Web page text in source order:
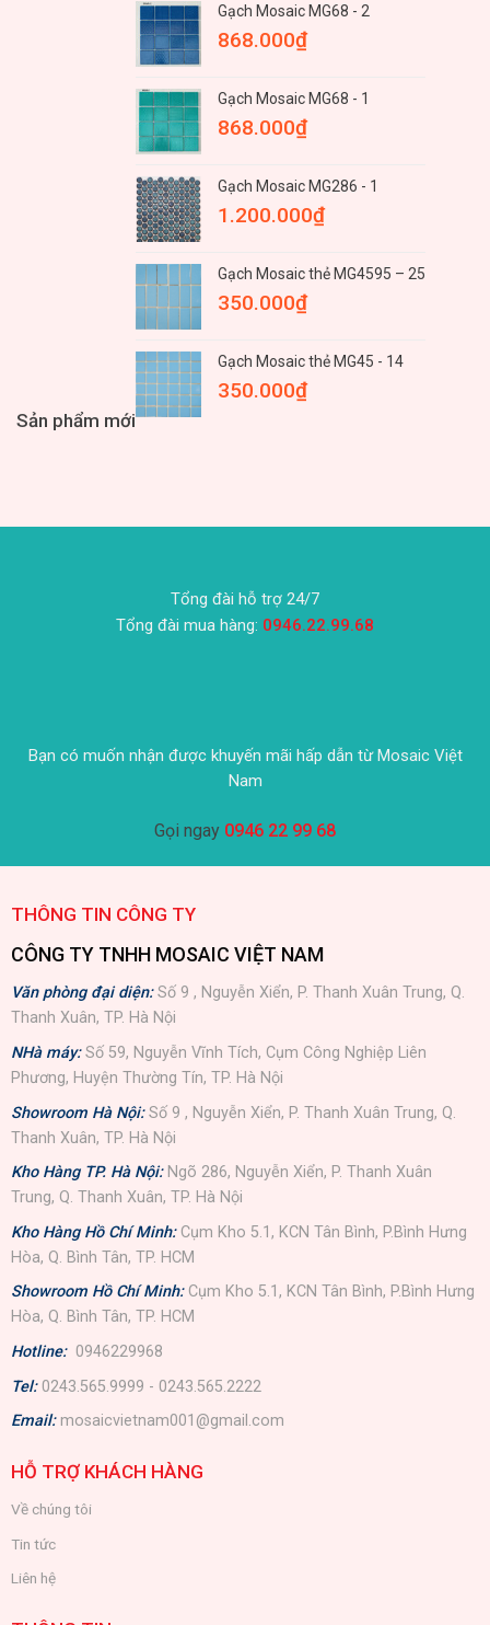
Sản phẩm mới
Gạch Mosaic MG68 - 2
868.000₫
Gạch Mosaic MG68 - 1
868.000₫
Gạch Mosaic MG286 - 1
1.200.000₫
Gạch Mosaic thẻ MG4595 – 25
350.000₫
Gạch Mosaic thẻ MG45 - 14
350.000₫
Tổng đài hỗ trợ 24/7
Tổng đài mua hàng: 0946.22.99.68
Bạn có muốn nhận được khuyến mãi hấp dẫn từ Mosaic Việt
Nam
Gọi ngay 0946 22 99 68
THÔNG TIN CÔNG TY
CÔNG TY TNHH MOSAIC VIỆT NAM
Văn phòng đại diện:Số 9 , Nguyễn Xiển, P. Thanh Xuân Trung, Q.
Thanh Xuân, TP. Hà Nội
NHà máy: Số 59, Nguyễn Vĩnh Tích, Cụm Công Nghiệp Liên
Phương, Huyện Thường Tín, TP. Hà Nội
Showroom Hà Nội: Số 9 , Nguyễn Xiển, P. Thanh Xuân Trung, Q.
Thanh Xuân, TP. Hà Nội
Kho Hàng TP. Hà Nội: Ngõ 286, Nguyễn Xiển, P. Thanh Xuân
Trung, Q. Thanh Xuân, TP. Hà Nội
Kho Hàng Hồ Chí Minh: Cụm Kho 5.1, KCN Tân Bình, P.Bình Hưng
Hòa, Q. Bình Tân, TP. HCM
Showroom Hồ Chí Minh: Cụm Kho 5.1, KCN Tân Bình, P.Bình Hưng
Hòa, Q. Bình Tân, TP. HCM
Hotline: 0946229968
Tel: 0243.565.9999 - 0243.565.2222
Email: mosaicvietnam001@gmail.com
HỖ TRỢ KHÁCH HÀNG
Về chúng tôi
Tin tức
Liên hệ